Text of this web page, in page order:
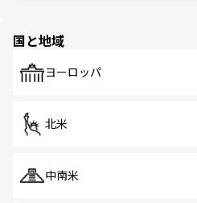
で、ホーカーズは地元の
国と地域
ヨーロッパ
北米
中南米